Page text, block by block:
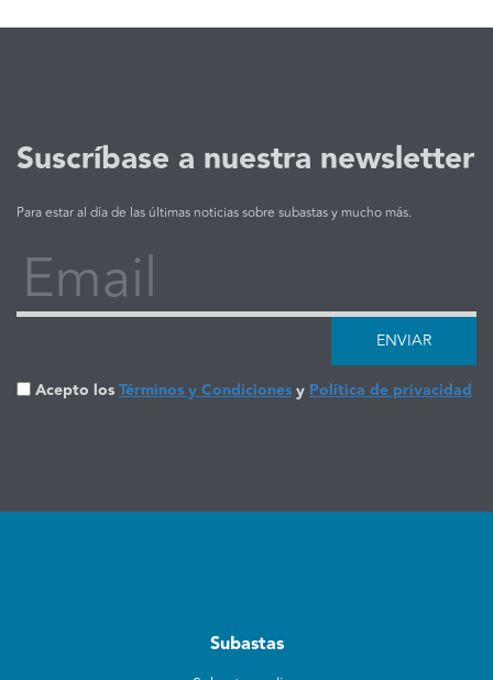
Suscríbase a nuestra newsletter
Para estar al día de las últimas noticias sobre subastas y mucho más.
Email
ENVIAR
Acepto losTérminos y CondicionesyPolítica de privacidad
Subastas